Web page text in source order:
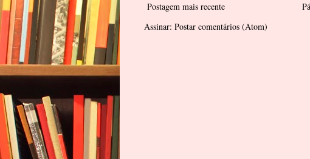
Postagem mais recente
Assinar: Postar comentários (Atom)